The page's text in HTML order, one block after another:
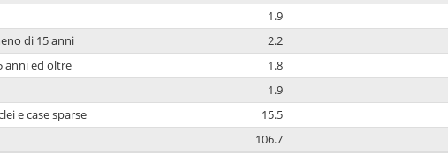
1.9
di 15 anni
2.2
anni ed oltre
1.8
1.9
e case sparse
15.5
106.7